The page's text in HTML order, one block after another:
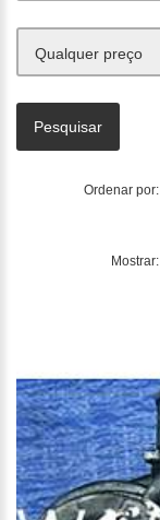
Qualquer preço
Ordenar por:
Mostrar: